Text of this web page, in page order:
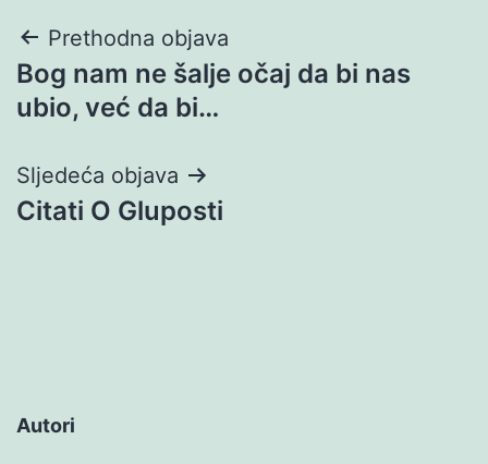
Navigacija
objava
Prethodna objava
Bog nam ne šalje očaj da bi nas
ubio, već da bi…
Sljedeća objava
Citati O Gluposti
Autori